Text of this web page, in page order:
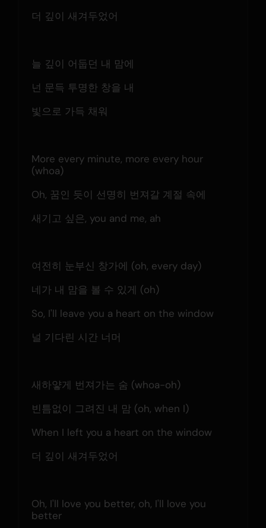
더 깊이 새겨두었어
늘 깊이 어둡던 내 맘에
넌 문득 투명한 창을 내
빛으로 가득 채워
More every minute, more every hour
(whoa)
Oh, 꿈인 듯이 선명히 번져갈 계절 속에
새기고 싶은, you and me, ah
여전히 눈부신 창가에 (oh, every day)
네가 내 맘을 볼 수 있게 (oh)
So, I'll leave you a heart on the window
널 기다린 시간 너머
새하얗게 번져가는 숨 (whoa-oh)
빈틈없이 그려진 내 맘 (oh, when I)
When I left you a heart on the window
더 깊이 새겨두었어
Oh, I'll love you better, oh, I'll love you
better